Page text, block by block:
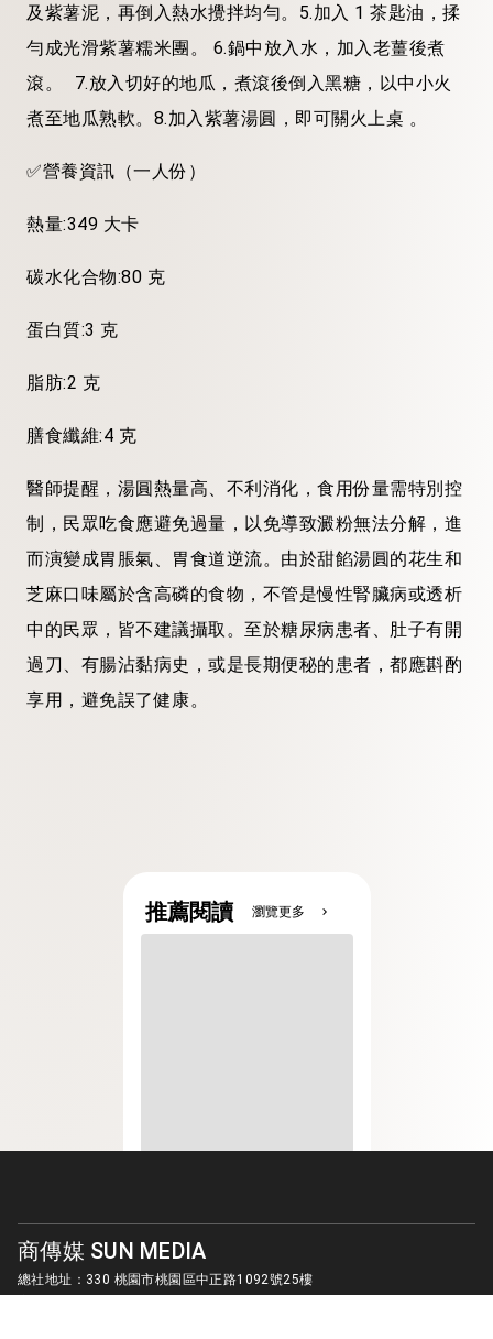
及紫薯泥，再倒入熱水攪拌均勻。5.加入 1 茶匙油，揉
勻成光滑紫薯糯米團。 6.鍋中放入水，加入老薑後煮
滾。 7.放入切好的地瓜，煮滾後倒入黑糖，以中小火
煮至地瓜熟軟。8.加入紫薯湯圓，即可關火上桌 。
✅營養資訊（一人份）
熱量:349 大卡
碳水化合物:80 克
蛋白質:3 克
脂肪:2 克
膳食纖維:4 克
醫師提醒，湯圓熱量高、不利消化，食用份量需特別控
制，民眾吃食應避免過量，以免導致澱粉無法分解，進
而演變成胃脹氣、胃食道逆流。由於甜餡湯圓的花生和
芝麻口味屬於含高磷的食物，不管是慢性腎臟病或透析
中的民眾，皆不建議攝取。至於糖尿病患者、肚子有開
過刀、有腸沾黏病史，或是長期便秘的患者，都應斟酌
享用，避免誤了健康。
推薦閱讀 瀏覽更多 chevron_right
商傳媒 SUN MEDIA
總社地址：330 桃園市桃園區中正路1092號25樓